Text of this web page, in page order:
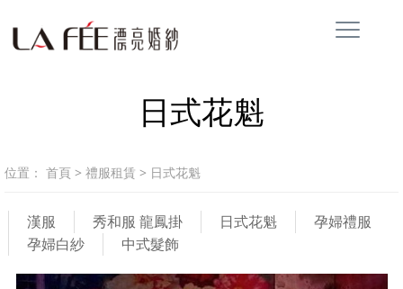
日式花魁
位置： 首頁 > 禮服租賃 > 日式花魁
漢服 秀和服 龍鳳掛 日式花魁
孕婦禮服
孕婦白紗
中式髮飾